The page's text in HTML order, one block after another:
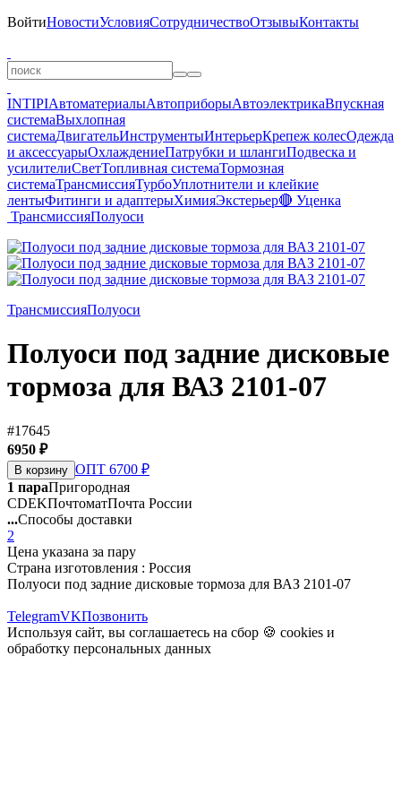
ВойтиНовостиУсловияСотрудничествоОтзывыКонтакты
INTIPIАвтоматериалыАвтоприборыАвтоэлектрикаВпускная
системаВыхлопная
системаДвигательИнструментыИнтерьерКрепеж колесОдежда
и аксессуарыОхлаждениеПатрубки и шлангиПодвеска и
усилителиСветТопливная системаТормозная
системаТрансмиссияТурбоУплотнители и клейкие
лентыФитинги и адаптерыХимияЭкстерьер🔴 Уценка
ТрансмиссияПолуоси
ТрансмиссияПолуоси
Полуоси под задние дисковые
тормоза для ВАЗ 2101-07
#17645
6950 ₽
В корзину ОПТ 6700 ₽
1 параПригородная
CDEKПочтоматПочта России
...Способы доставки
2
Цена указана за пару
Страна изготовления : Россия
Полуоси под задние дисковые тормоза для ВАЗ 2101-07
TelegramVKПозвонить
Используя сайт, вы соглашаетесь на сбор 🍪 cookies и
обработку персональных данных